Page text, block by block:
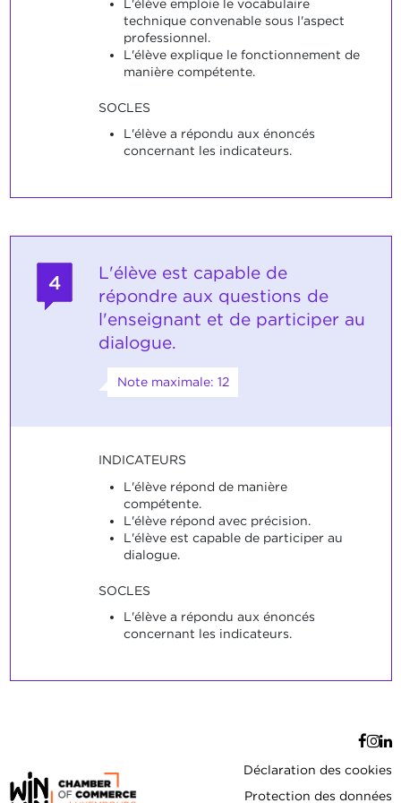
L'élève emploie le vocabulaire
technique convenable sous l'aspect
professionnel.
L'élève explique le fonctionnement de
manière compétente.
SOCLES
L'élève a répondu aux énoncés
concernant les indicateurs.
4
L'élève est capable de
répondre aux questions de
l'enseignant et de participer au
dialogue.
Note maximale: 12
INDICATEURS
L'élève répond de manière
compétente.
L'élève répond avec précision.
L'élève est capable de participer au
dialogue.
SOCLES
L'élève a répondu aux énoncés
concernant les indicateurs.
Déclaration des cookies
Protection des données